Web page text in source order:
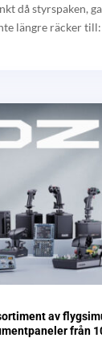
då styrspaken,
längre räcker
av
från